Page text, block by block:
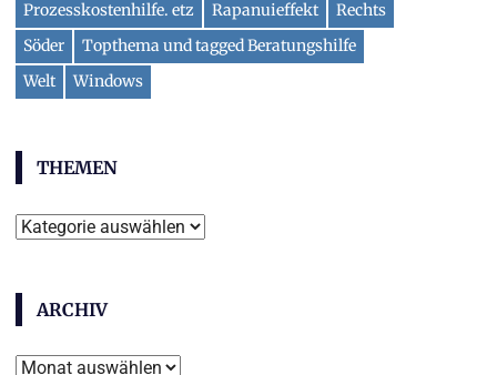
Prozesskostenhilfe. etz
Rapanuieffekt
Rechts
Söder
Topthema und tagged Beratungshilfe
Welt
Windows
THEMEN
T
e
m
e
ARCHIV
A